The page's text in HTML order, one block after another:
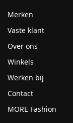
Merken
Vaste klant
Over ons
Winkels
Werken bij
Contact
MORE Fashion